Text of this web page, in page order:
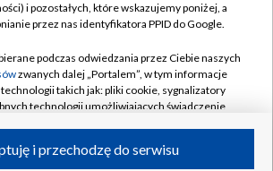
Cyfrowa
Pomoc
Kontakt
Kanały
i pozostałych, które wskazujemy poniżej, a
przez nas identyfikatora PPID do Google.
podczas odwiedzania przez Ciebie naszych
zwanych dalej „Portalem”, w tym informacje
takich jak: pliki cookie, sygnalizatory
technologii umożliwiających świadczenie
i przechodzę do serwisu